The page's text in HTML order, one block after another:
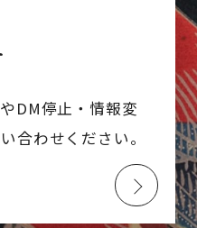
DM停止・情報変
合わせください。